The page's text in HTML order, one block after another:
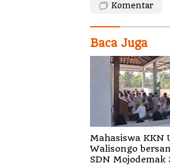
Komentar
Baca Juga
Mahasiswa KKN
Walisongo
SDN Mojodemak